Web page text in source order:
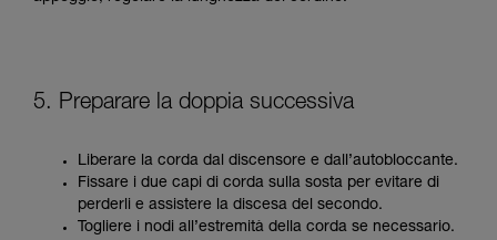
5. Preparare la doppia successiva
Liberare la corda dal discensore e dall’autobloccante.
Fissare i due capi di corda sulla sosta per evitare di
perderli e assistere la discesa del secondo.
Togliere i nodi all’estremità della corda se necessario.